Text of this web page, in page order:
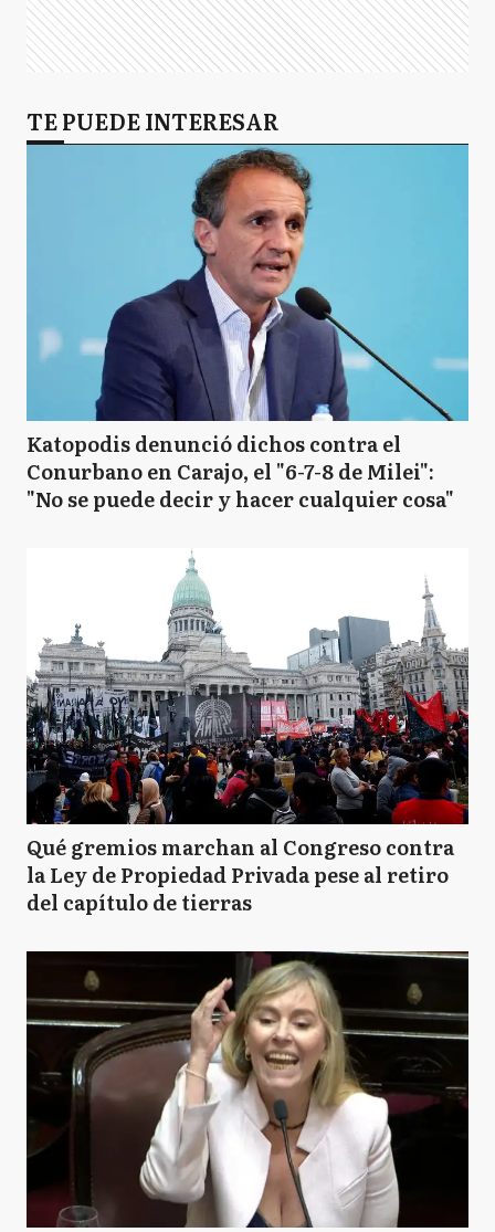
TE PUEDE INTERESAR
Katopodis denunció dichos contra el
Conurbano en Carajo, el "6-7-8 de Milei":
"No se puede decir y hacer cualquier cosa"
Qué gremios marchan al Congreso contra
la Ley de Propiedad Privada pese al retiro
del capítulo de tierras